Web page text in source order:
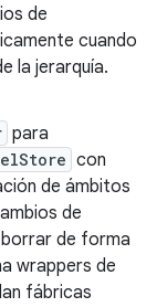
de
cuando
la jerarquía.
para
con
de ámbitos
de
de forma
wrappers de
fábricas